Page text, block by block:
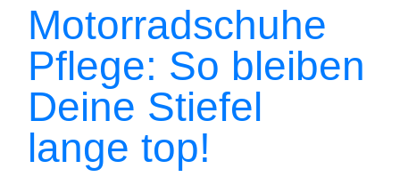
Motorradschuhe
Pflege: So bleiben
Deine Stiefel
lange top!